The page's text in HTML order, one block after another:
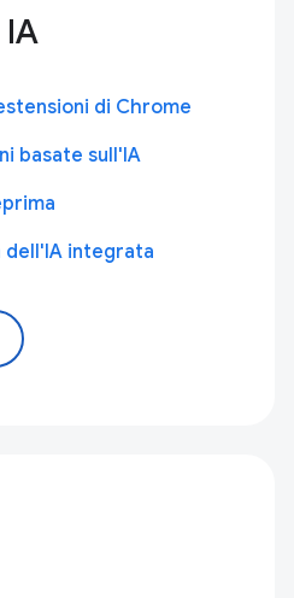
di Chrome
basate sull'IA
dell'IA integrata